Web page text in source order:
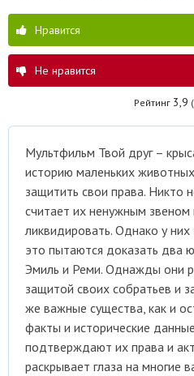
Нравится
Не нравится
Рейтинг 3,9 (
Мультфильм Твой друг –
историю маленьких
защитить свои права. Никто
считает их ненужным звеном
ликвидировать. Однако у
это пытаются доказать два
Эмиль и Реми. Однажды они
защитой своих собратьев и
же важные существа, как и
факты и исторические
подтверждают их права и
раскрывает глаза на многие